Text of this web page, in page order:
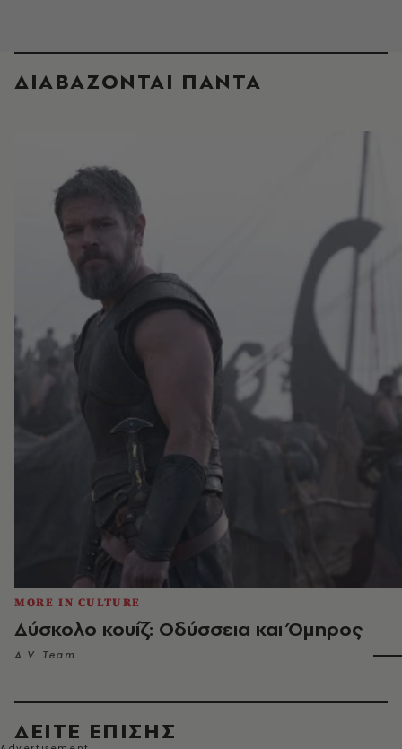
ΔΙΑΒΑΖΟΝΤΑΙ ΠΑΝΤΑ
MORE IN CULTURE
Δύσκολο κουίζ: Οδύσσεια και Όμηρος
A.V. Team
ΔΕΙΤΕ ΕΠΙΣΗΣ